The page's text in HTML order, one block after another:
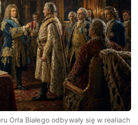
Orła Białego odbywały się w realiach